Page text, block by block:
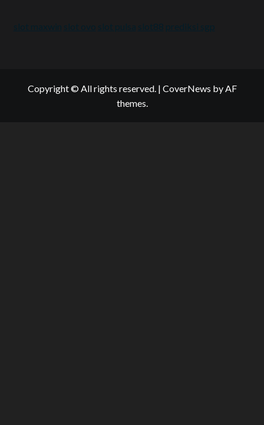
slot maxwin slot ovo slot pulsa slot88 prediksi sgp
Copyright © All rights reserved. | CoverNews by AF
themes.